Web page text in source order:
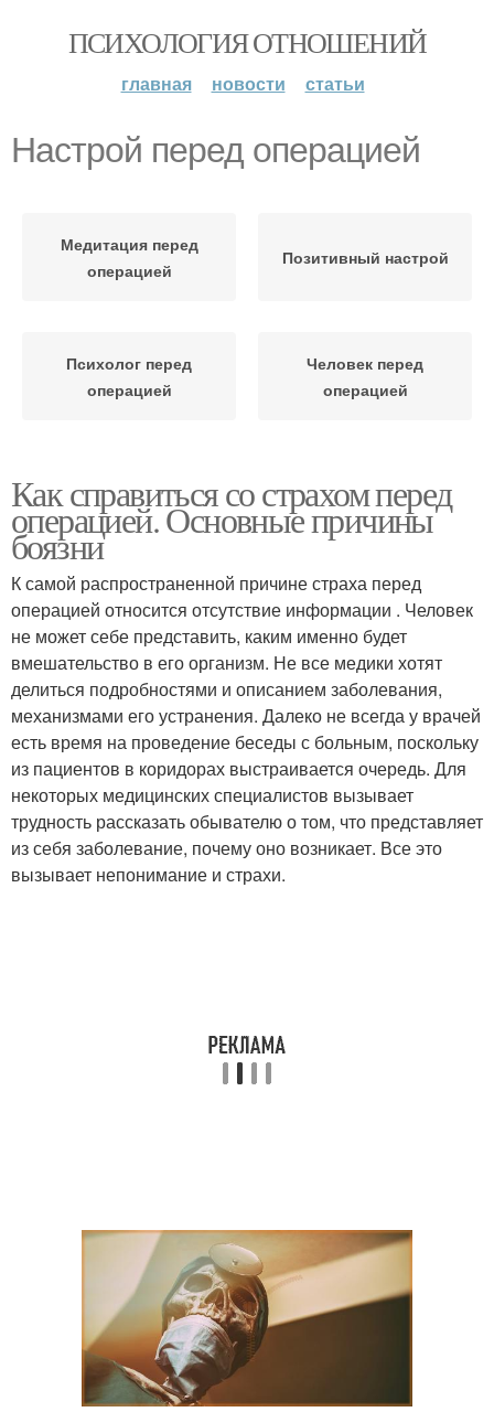
ПСИХОЛОГИЯ ОТНОШЕНИЙ
главная новости статьи
Настрой перед операцией
Медитация перед
операцией
Позитивный настрой
Психолог перед
операцией
Человек перед
операцией
Как справиться со страхом перед
операцией. Основные причины
боязни
К самой распространенной причине страха перед
операцией относится отсутствие информации . Человек
не может себе представить, каким именно будет
вмешательство в его организм. Не все медики хотят
делиться подробностями и описанием заболевания,
механизмами его устранения. Далеко не всегда у врачей
есть время на проведение беседы с больным, поскольку
из пациентов в коридорах выстраивается очередь. Для
некоторых медицинских специалистов вызывает
трудность рассказать обывателю о том, что представляет
из себя заболевание, почему оно возникает. Все это
вызывает непонимание и страхи.